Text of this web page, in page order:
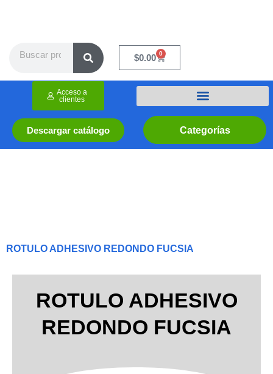
$0.00 0
Cart
Categorías
Descargar catálogo
Acceso a
clientes
ROTULO ADHESIVO REDONDO FUCSIA
ROTULO ADHESIVO
REDONDO FUCSIA